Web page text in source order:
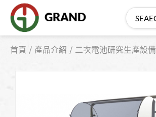
首頁 產品介紹 二次電池研究生產設備